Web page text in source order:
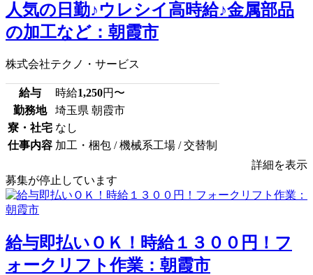
人気の日勤♪ウレシイ高時給♪金属部品
の加工など：朝霞市
株式会社テクノ・サービス
給与 時給1,250円〜
勤務地
埼玉県 朝霞市
寮・社宅 なし
仕事内容 加工・梱包 / 機械系工場 / 交替制
詳細を表示
募集が停止しています
給与即払いＯＫ！時給１３００円！フ
ォークリフト作業：朝霞市